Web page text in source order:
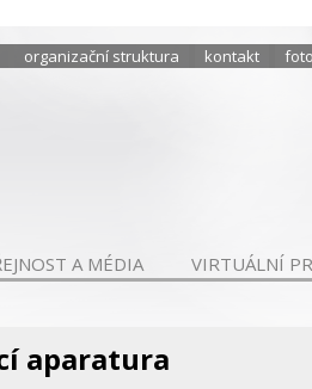
organizační struktura kontakt
A MÉDIA VIRTUÁLNÍ
aparatura